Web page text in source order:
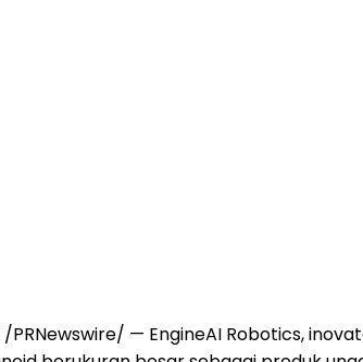
/PRNewswire/ — EngineAI Robotics,